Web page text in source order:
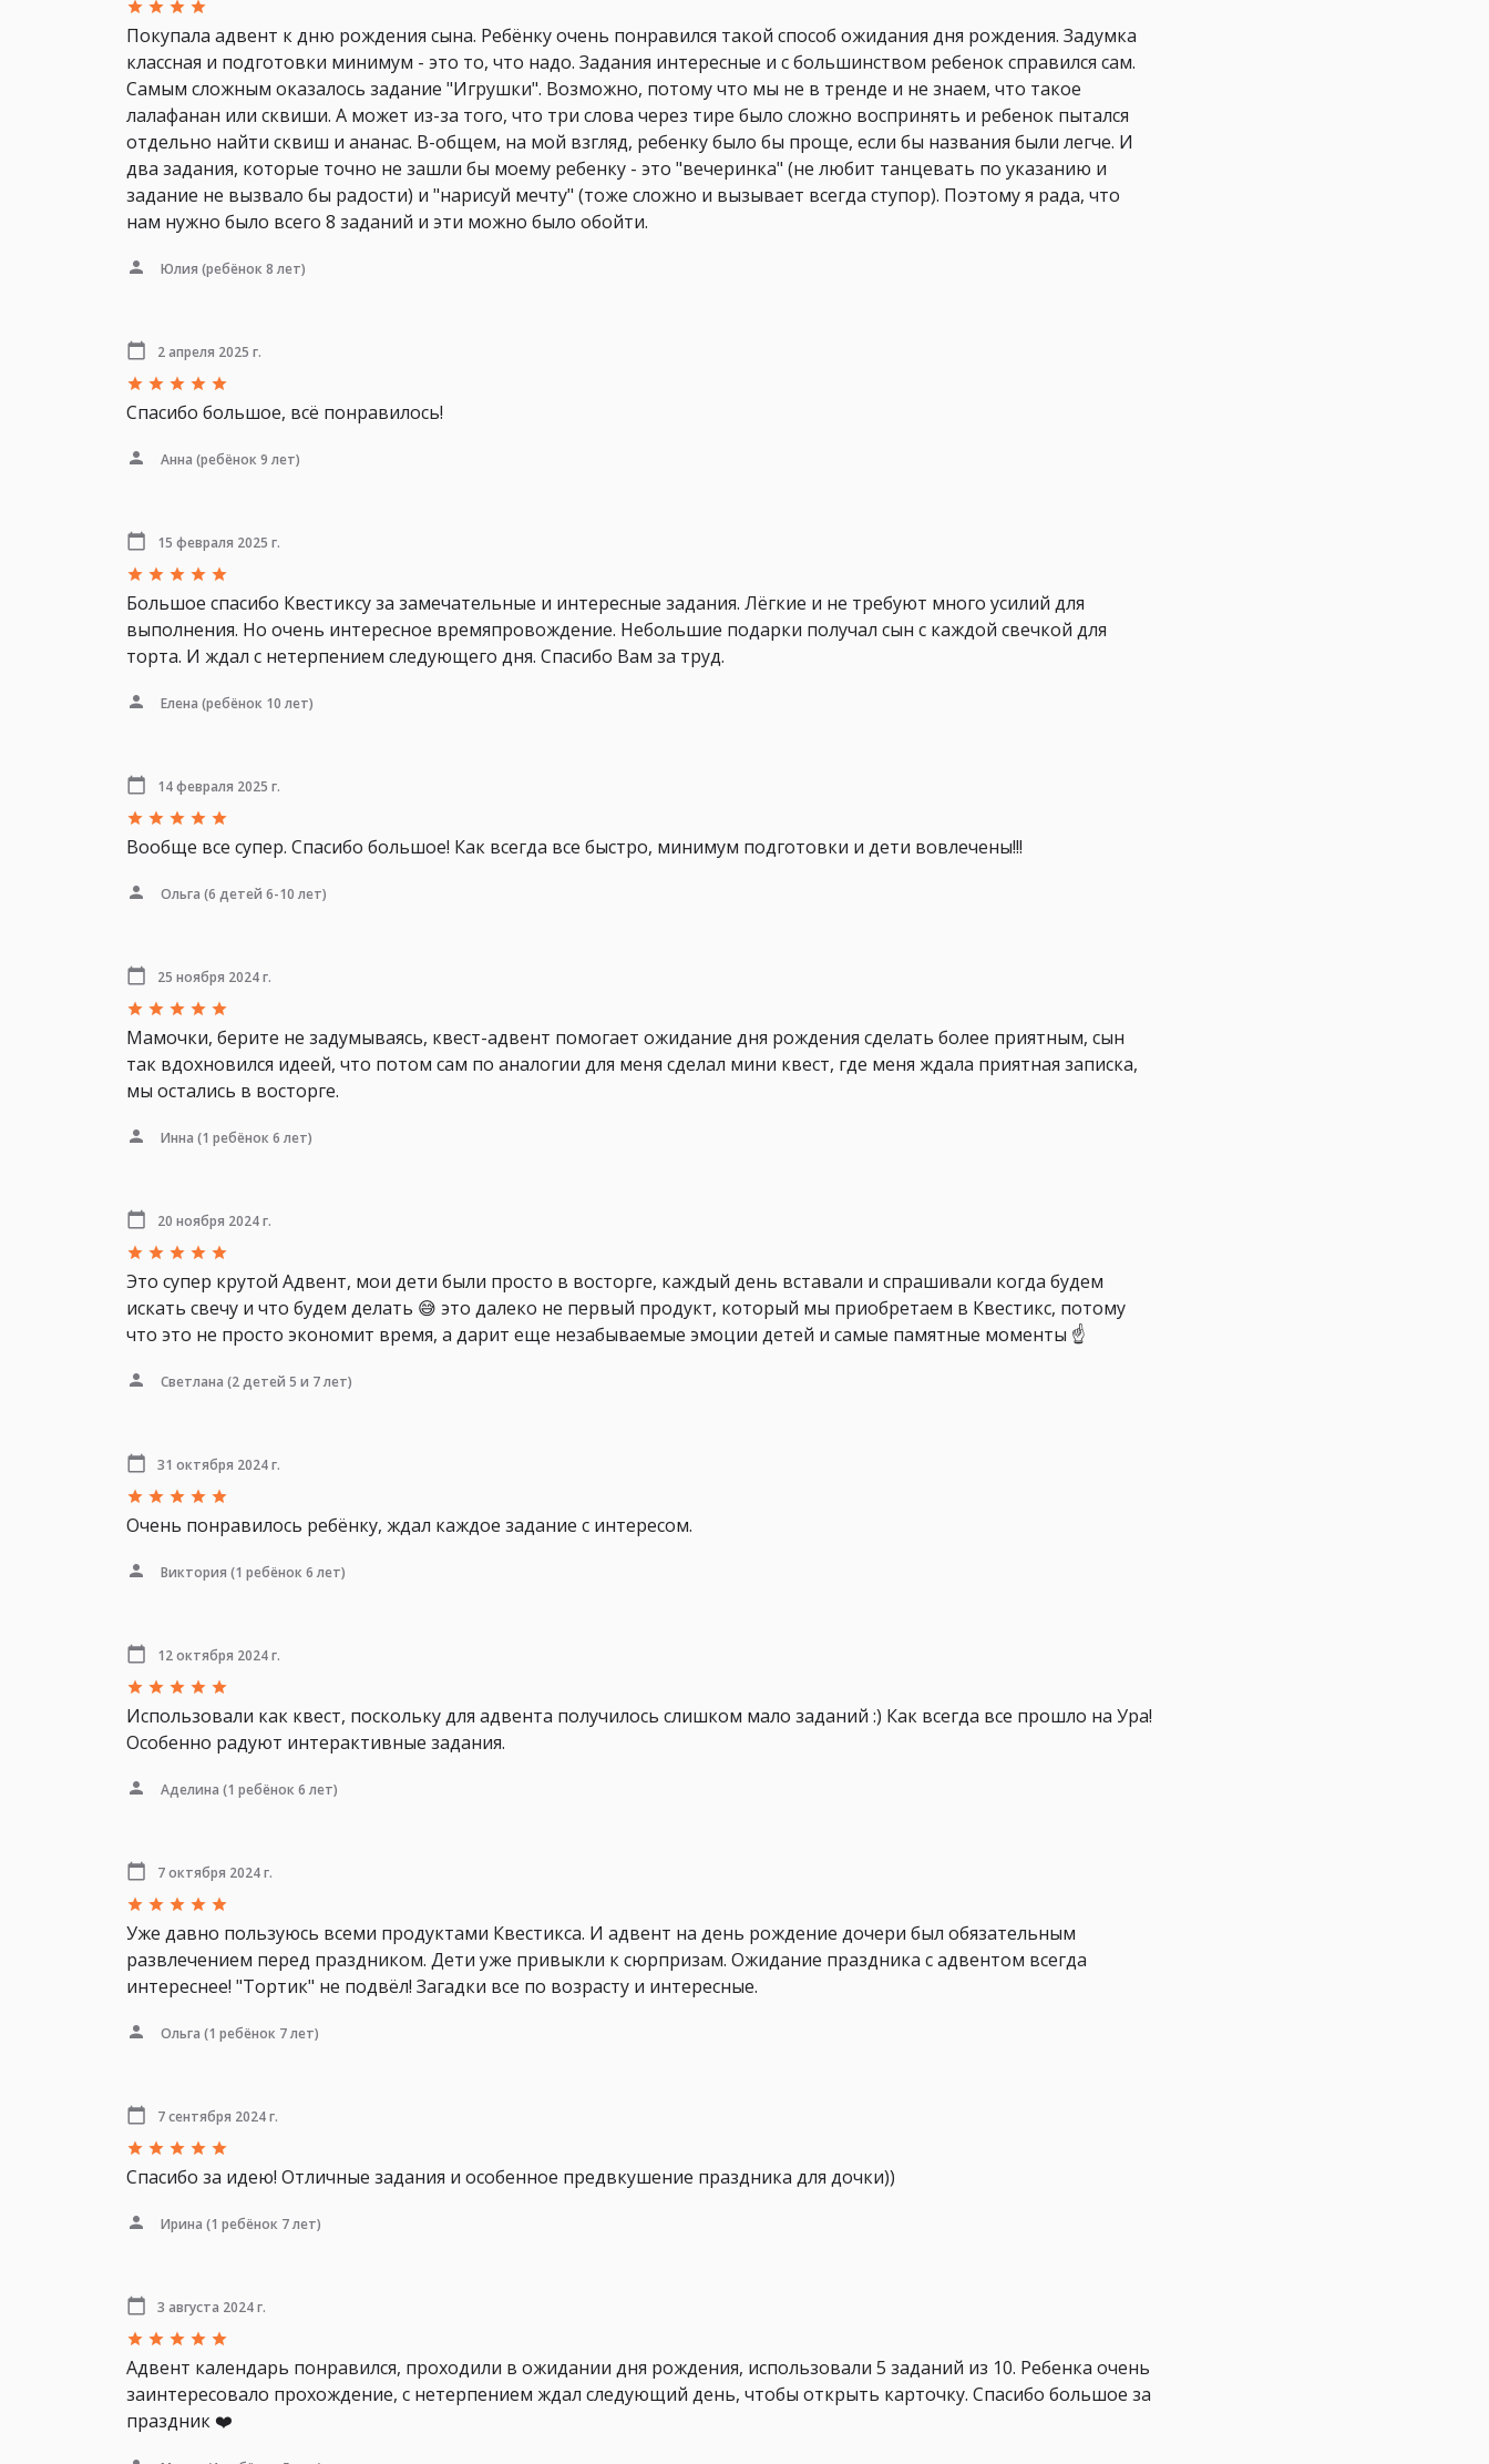
Покупала адвент к дню рождения сына. Ребёнку очень понравился такой способ ожидания дня рождения. Задумка
классная и подготовки минимум - это то, что надо. Задания интересные и с большинством ребенок справился сам.
Самым сложным оказалось задание "Игрушки". Возможно, потому что мы не в тренде и не знаем, что такое
лалафанан или сквиши. А может из-за того, что три слова через тире было сложно воспринять и ребенок пытался
отдельно найти сквиш и ананас. В-общем, на мой взгляд, ребенку было бы проще, если бы названия были легче. И
два задания, которые точно не зашли бы моему ребенку - это "вечеринка" (не любит танцевать по указанию и
задание не вызвало бы радости) и "нарисуй мечту" (тоже сложно и вызывает всегда ступор). Поэтому я рада, что
нам нужно было всего 8 заданий и эти можно было обойти.
Юлия (ребёнок 8 лет)
2 апреля 2025 г.
Спасибо большое, всё понравилось!
Анна (ребёнок 9 лет)
15 февраля 2025 г.
Большое спасибо Квестиксу за замечательные и интересные задания. Лёгкие и не требуют много усилий для
выполнения. Но очень интересное времяпровождение. Небольшие подарки получал сын с каждой свечкой для
торта. И ждал с нетерпением следующего дня. Спасибо Вам за труд.
Елена (ребёнок 10 лет)
14 февраля 2025 г.
Вообще все супер. Спасибо большое! Как всегда все быстро, минимум подготовки и дети вовлечены!!!
Ольга (6 детей 6-10 лет)
25 ноября 2024 г.
Мамочки, берите не задумываясь, квест-адвент помогает ожидание дня рождения сделать более приятным, сын
так вдохновился идеей, что потом сам по аналогии для меня сделал мини квест, где меня ждала приятная записка,
мы остались в восторге.
Инна (1 ребёнок 6 лет)
20 ноября 2024 г.
Это супер крутой Адвент, мои дети были просто в восторге, каждый день вставали и спрашивали когда будем
искать свечу и что будем делать 😅 это далеко не первый продукт, который мы приобретаем в Квестикс, потому
что это не просто экономит время, а дарит еще незабываемые эмоции детей и самые памятные моменты ☝️
Светлана (2 детей 5 и 7 лет)
31 октября 2024 г.
Очень понравилось ребёнку, ждал каждое задание с интересом.
Виктория (1 ребёнок 6 лет)
12 октября 2024 г.
Использовали как квест, поскольку для адвента получилось слишком мало заданий :) Как всегда все прошло на Ура!
Особенно радуют интерактивные задания.
Аделина (1 ребёнок 6 лет)
7 октября 2024 г.
Уже давно пользуюсь всеми продуктами Квестикса. И адвент на день рождение дочери был обязательным
развлечением перед праздником. Дети уже привыкли к сюрпризам. Ожидание праздника с адвентом всегда
интереснее! "Тортик" не подвёл! Загадки все по возрасту и интересные.
Ольга (1 ребёнок 7 лет)
7 сентября 2024 г.
Спасибо за идею! Отличные задания и особенное предвкушение праздника для дочки))
Ирина (1 ребёнок 7 лет)
3 августа 2024 г.
Адвент календарь понравился, проходили в ожидании дня рождения, использовали 5 заданий из 10. Ребенка очень
заинтересовало прохождение, с нетерпением ждал следующий день, чтобы открыть карточку. Спасибо большое за
праздник ❤️